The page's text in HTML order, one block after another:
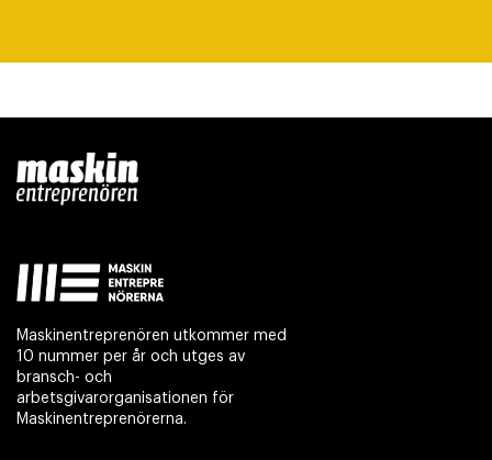
Maskinentreprenören utkommer med
10 nummer per år och utges av
bransch- och
arbetsgivarorganisationen för
Maskinentreprenörerna.